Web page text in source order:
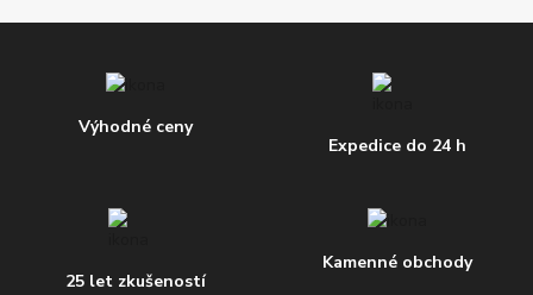
Výhodné ceny
Expedice do 24 h
25 let zkušeností
Kamenné obchody